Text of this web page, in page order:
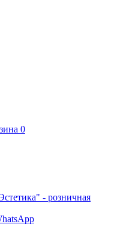
0
- розничная